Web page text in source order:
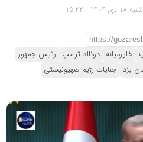
1404 - 15:22
خاورمیانه دونالد ترامپ رئیس جمهور
یزد جنایات رژیم صهیونیستی